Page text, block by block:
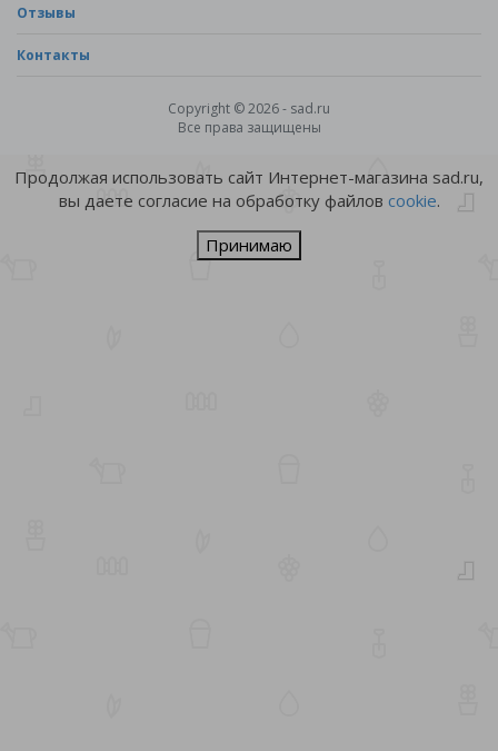
Отзывы
Контакты
Copyright © 2026 - sad.ru
Все права защищены
Продолжая использовать сайт Интернет-магазина sad.ru,
вы даете согласие на обработку файлов cookie.
Принимаю